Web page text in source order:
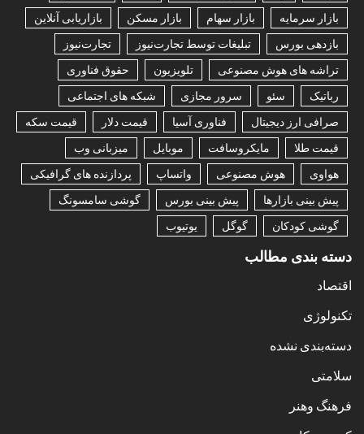
بازار سرمایه
بازار سهام بازار مسکن
بازاریابی آنلاین
بازدهی بورس
تبلیغات توسط تجارت‌نیوز
تجارت‌نیوز
تراشه های هوش مصنوعی
تلویزیون
حقوق فناوری
رباتیک
سئو سرور مجازی
شبکه های اجتماعی
صرافی ارز دیجیتال
فناوری آسیا قیمت دلار
قیمت سکه
قیمت طلا
مایکروسافت موبایل
میزبانی وب
هواوی
هوش مصنوعی واتساپ
پردازنده های گرافیکی
پیش بینی بازارها
پیش بینی بورس
گوشی سامسونگ
گوشی کودکان
گوگل یوتیوب
دسته بندی مطالب
اقتصاد
تکنولوژی
دسته‌بندی نشده
سلامتی
فرهنگ وهنر